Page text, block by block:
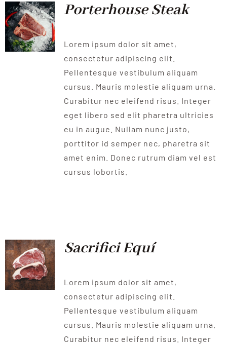
Porterhouse Steak
Lorem ipsum dolor sit amet,
consectetur adipiscing elit.
Pellentesque vestibulum aliquam
cursus. Mauris molestie aliquam urna.
Curabitur nec eleifend risus. Integer
eget libero sed elit pharetra ultricies
eu in augue. Nullam nunc justo,
porttitor id semper nec, pharetra sit
amet enim. Donec rutrum diam vel est
cursus lobortis.
Sacrifici Equí
Lorem ipsum dolor sit amet,
consectetur adipiscing elit.
Pellentesque vestibulum aliquam
cursus. Mauris molestie aliquam urna.
Curabitur nec eleifend risus. Integer